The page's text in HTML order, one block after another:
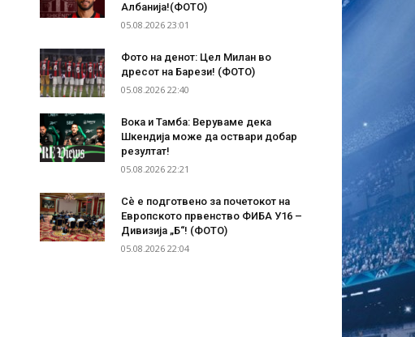
Албанија!(ФОТО)
05.08.2026 23:01
Фото на денот: Цел Милан во
дресот на Барези! (ФОТО)
05.08.2026 22:40
Вока и Тамба: Веруваме дека
Шкендија може да оствари добар
резултат!
05.08.2026 22:21
Сѐ е подготвено за почетокот на
Европското првенство ФИБА У16 –
Дивизија „Б“! (ФОТО)
05.08.2026 22:04